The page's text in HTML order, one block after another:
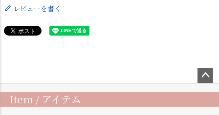
レビューを書く
ップ
Item / アイテム